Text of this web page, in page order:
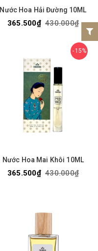
Nước Hoa Hải Đường 10ML
365.500₫ 430.000₫
15%
Nước Hoa Mai Khôi 10ML
365.500₫ 430.000₫